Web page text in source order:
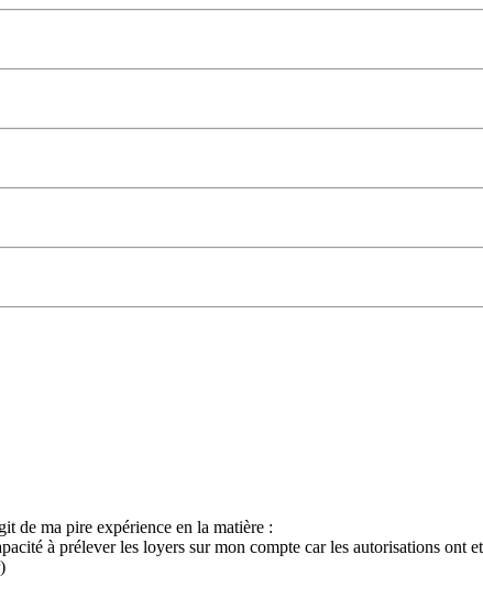
de ma pire expérience en la matière :
à prélever les loyers sur mon compte car les autorisations ont